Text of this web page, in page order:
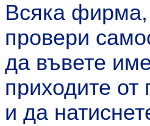
Всяка
провери
да въвете
приходите
и да